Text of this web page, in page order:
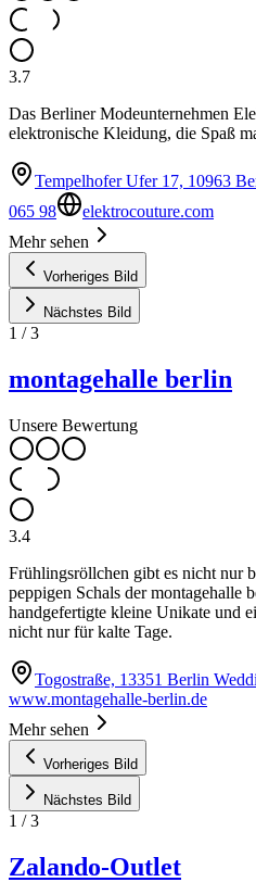
3.7
Das Berliner Modeunternehmen
elektronische Kleidung, die Spaß
Tempelhofer Ufer 17, 10963
065 98
elektrocouture.com
Mehr sehen
Vorheriges Bild
Nächstes Bild
1 /3
montagehalle berlin
Unsere Bewertung
3.4
Frühlingsröllchen gibt es nicht nur
peppigen Schals der montagehalle
handgefertigte kleine Unikate und
nicht nur für kalte Tage.
Togostraße, 13351 Berlin
www.montagehalle-berlin.de
Mehr sehen
Vorheriges Bild
Nächstes Bild
1 /3
Zalando-Outlet